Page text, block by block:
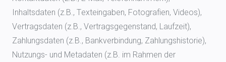
Inhaltsdaten (z.B., Texteingaben, Fotografien, Videos),
Vertragsdaten (z.B., Vertragsgegenstand, Laufzeit),
Zahlungsdaten (z.B., Bankverbindung, Zahlungshistorie),
Nutzungs- und Metadaten (z.B. im Rahmen der